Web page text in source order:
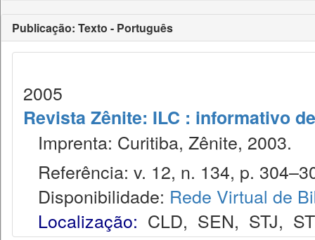
Publicação: Texto - Português
2005
Revista Zênite: ILC : informativo
Imprenta: Curitiba, Zênite, 2003.
Referência: v. 12, n. 134, p.
Disponibilidade: Rede Virtual de
Localização: CLD, SEN, STJ,